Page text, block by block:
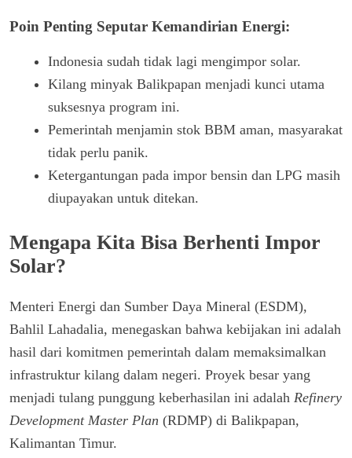
Poin Penting Seputar Kemandirian Energi:
Indonesia sudah tidak lagi mengimpor solar.
Kilang minyak Balikpapan menjadi kunci utama
suksesnya program ini.
Pemerintah menjamin stok BBM aman, masyarakat
tidak perlu panik.
Ketergantungan pada impor bensin dan LPG masih
diupayakan untuk ditekan.
Mengapa Kita Bisa Berhenti Impor
Solar?
Menteri Energi dan Sumber Daya Mineral (ESDM),
Bahlil Lahadalia, menegaskan bahwa kebijakan ini adalah
hasil dari komitmen pemerintah dalam memaksimalkan
infrastruktur kilang dalam negeri. Proyek besar yang
menjadi tulang punggung keberhasilan ini adalah Refinery
Development Master Plan (RDMP) di Balikpapan,
Kalimantan Timur.